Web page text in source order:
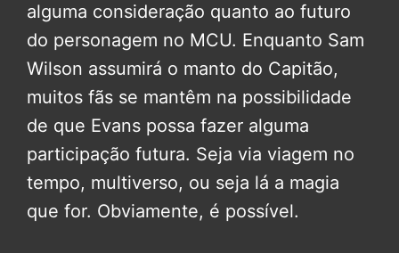
alguma consideração quanto ao futuro
do personagem no MCU. Enquanto Sam
Wilson assumirá o manto do Capitão,
muitos fãs se mantêm na possibilidade
de que Evans possa fazer alguma
participação futura. Seja via viagem no
tempo, multiverso, ou seja lá a magia
que for. Obviamente, é possível.